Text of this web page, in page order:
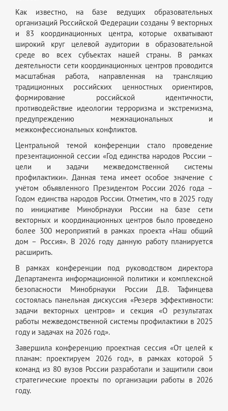
Как известно, на базе ведущих образовательных
организаций Российской Федерации созданы 9 векторных
и 83 координационных центра, которые охватывают
широкий круг целевой аудитории в образовательной
среде во всех субъектах нашей страны. В рамках
деятельности сети координационных центров проводится
масштабная работа, направленная на трансляцию
традиционных российских ценностных ориентиров,
формирование российской идентичности,
противодействие идеологии терроризма и экстремизма,
предупреждению межнациональных и
межконфессиональных конфликтов.
Центральной темой конференции стало проведение
презентационной сессии «Год единства народов России –
цели и задачи межведомственной системы
профилактики». Данная тема имеет особое значение с
учётом объявленного Президентом России 2026 года –
Годом единства народов России. Отметим, что в 2025 году
по инициативе Минобрнауки России на базе сети
векторных и координационных центров было проведено
более 300 мероприятий в рамках проекта «Наш общий
дом – Россия». В 2026 году данную работу планируется
расширить.
В рамках конференции под руководством директора
Департамента информационной политики и комплексной
безопасности Минобрнауки России Д.В. Тафинцева
состоялась панельная дискуссия «Резерв эффективности:
задачи векторных центров» и секция «О результатах
работы межведомственной системы профилактики в 2025
году и задачах на 2026 год».
Завершила конференцию проектная сессия «От целей к
планам: проектируем 2026 год», в рамках которой 5
команд из 80 вузов России разработали и защитили свои
стратегические проекты по организации работы в 2026
году.